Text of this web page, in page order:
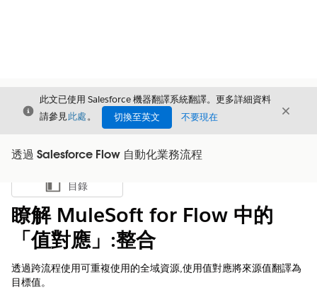
結束
此文已使用 Salesforce 機器翻譯系統翻譯。更多詳細資料
請參見此處。 切換至英文 不要現在 結束
透過 Salesforce Flow 自動化業務流程
顯示目錄
目錄
瞭解 MuleSoft for Flow 中的
「值對應」:整合
透過跨流程使用可重複使用的全域資源,使用值對應將來源值翻譯為
目標值。